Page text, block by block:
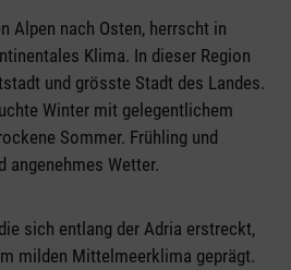
Alpen nach Osten, herrscht in
Klima. In dieser Region
und grösste Stadt des Landes.
Winter mit gelegentlichem
Sommer. Frühling und
angenehmes Wetter.
sich entlang der Adria erstreckt,
milden Mittelmeerklima geprägt.